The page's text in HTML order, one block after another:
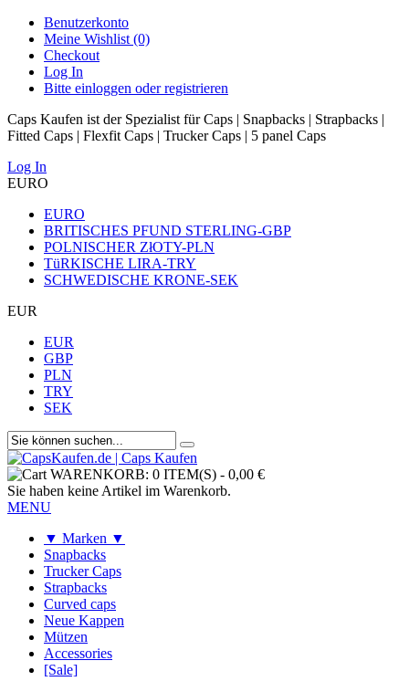
Benutzerkonto
Meine Wishlist (0)
Checkout
Log In
Bitte einloggen oder registrieren
Caps Kaufen ist der Spezialist für Caps | Snapbacks | Strapbacks |
Fitted Caps | Flexfit Caps | Trucker Caps | 5 panel Caps
Log In
EURO
EURO
BRITISCHES PFUND STERLING-GBP
POLNISCHER ZłOTY-PLN
TüRKISCHE LIRA-TRY
SCHWEDISCHE KRONE-SEK
EUR
EUR
GBP
PLN
TRY
SEK
WARENKORB: 0 ITEM(S) - 0,00 €
Sie haben keine Artikel im Warenkorb.
MENU
▼ Marken ▼
Snapbacks
Trucker Caps
Strapbacks
Curved caps
Neue Kappen
Mützen
Accessories
[Sale]